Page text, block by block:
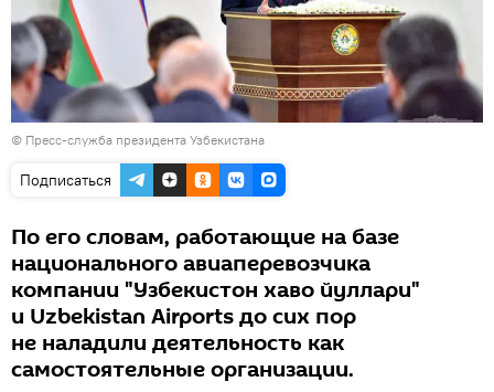
© Пресс-служба президента Узбекистана
Подписаться
По его словам, работающие на базе
национального авиаперевозчика
компании "Узбекистон хаво йуллари"
и Uzbekistan Airports до сих пор
не наладили деятельность как
самостоятельные организации.